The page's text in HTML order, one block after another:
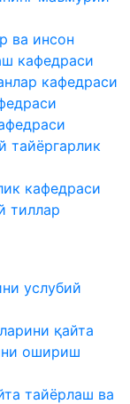
ва инсон
кафедраси
кафедраси
тайёргарлик
кафедраси
тиллар
услубий
қайта
ошириш
тайёрлаш ва